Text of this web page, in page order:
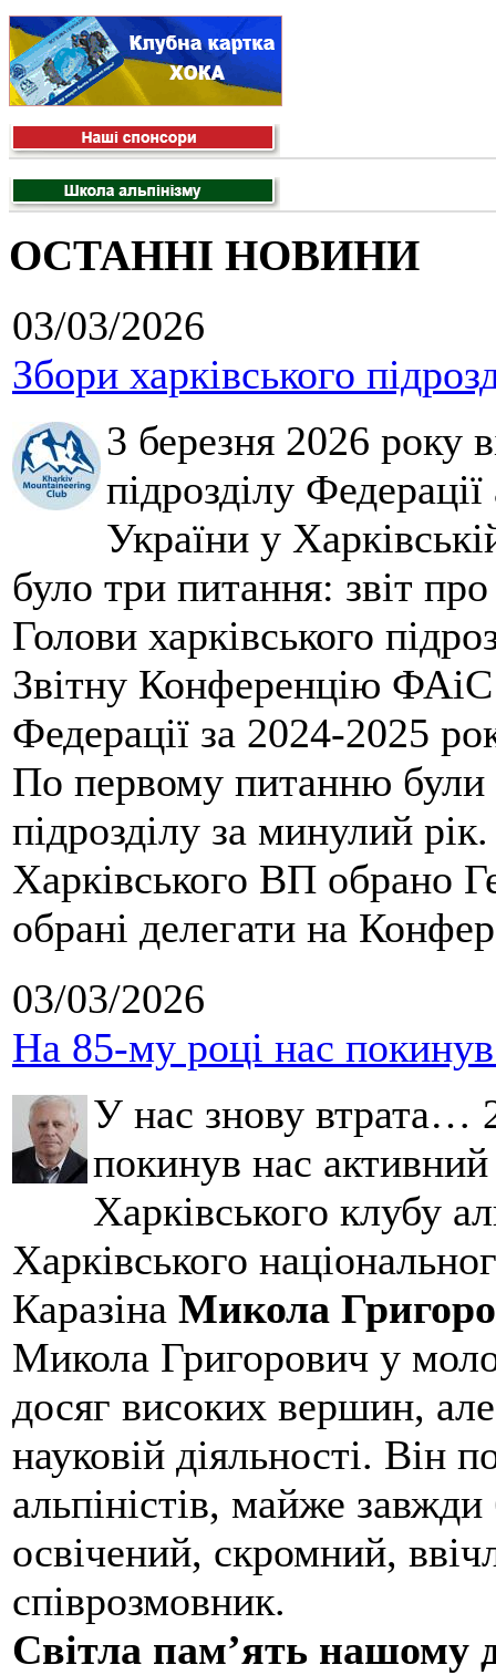
ОСТАННІ НОВИНИ
03/03/2026
Збори харківського
3 березня 2026 року
підрозділу
України у
було три питання: звіт
Голови харківського
Звітну Конференцію
Федерації за 2024-2025
По первому питанню були
підрозділу за минулий
Харківського ВП обрано
обрані делегати на
03/03/2026
На 85-му році нас
У нас знову втрата…
покинув нас
Харківського клубу
Харківського
Каразіна Микола
Микола Григорович у
досяг високих вершин,
науковій діяльності. Він
альпіністів, майже
освічений, скромний,
співрозмовник.
Світла пам’ять нашому